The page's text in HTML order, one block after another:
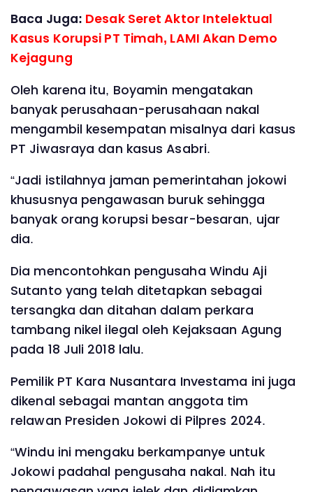
Baca Juga: Desak Seret Aktor Intelektual
Kasus Korupsi PT Timah, LAMI Akan Demo
Kejagung
Oleh karena itu, Boyamin mengatakan
banyak perusahaan-perusahaan nakal
mengambil kesempatan misalnya dari kasus
PT Jiwasraya dan kasus Asabri.
“Jadi istilahnya jaman pemerintahan jokowi
khususnya pengawasan buruk sehingga
banyak orang korupsi besar-besaran, ujar
dia.
Dia mencontohkan pengusaha Windu Aji
Sutanto yang telah ditetapkan sebagai
tersangka dan ditahan dalam perkara
tambang nikel ilegal oleh Kejaksaan Agung
pada 18 Juli 2018 lalu.
Pemilik PT Kara Nusantara Investama ini juga
dikenal sebagai mantan anggota tim
relawan Presiden Jokowi di Pilpres 2024.
“Windu ini mengaku berkampanye untuk
Jokowi padahal pengusaha nakal. Nah itu